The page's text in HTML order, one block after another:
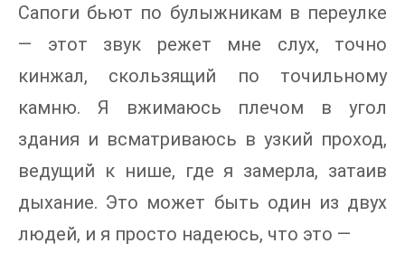
Сапоги бьют по булыжникам в переулке
— этот звук режет мне слух, точно
кинжал, скользящий по точильному
камню. Я вжимаюсь плечом в угол
здания и всматриваюсь в узкий проход,
ведущий к нише, где я замерла, затаив
дыхание. Это может быть один из двух
людей, и я просто надеюсь, что это —